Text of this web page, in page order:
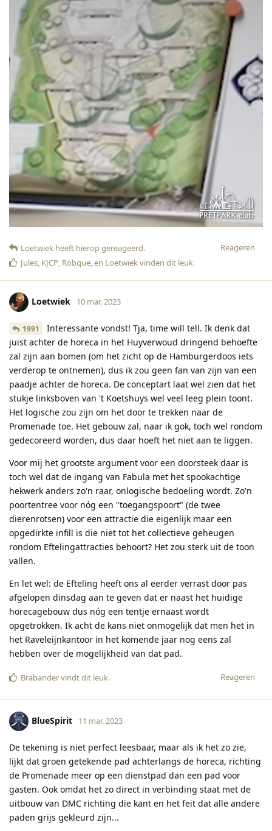
Reageren
Loetwiek heeft hierop gereageerd.
Jules, KJCP, Robque, en Loetwiekvinden dit leuk.
Loetwiek 10 mar. 2023
1991
Interessante vondst! Tja, time will tell. Ik denk dat
juist achter de horeca in het Huyverwoud dringend behoefte
zal zijn aan bomen (om het zicht op de Hamburgerdoos iets
verderop te ontnemen), dus ik zou geen fan van zijn van een
paadje achter de horeca. De conceptart laat wel zien dat het
stukje linksboven van 't Koetshuys wel veel leeg plein toont.
Het logische zou zijn om het door te trekken naar de
Promenade toe. Het gebouw zal, naar ik gok, toch wel rondom
gedecoreerd worden, dus daar hoeft het niet aan te liggen.
Voor mij het grootste argument voor een doorsteek daar is
toch wel dat de ingang van Fabula met het spookachtige
hekwerk anders zo'n raar, onlogische bedoeling wordt. Zo'n
poortentree voor nóg een "toegangspoort" (de twee
dierenrotsen) voor een attractie die eigenlijk maar een
opgedirkte infill is die niet tot het collectieve geheugen
rondom Eftelingattracties behoort? Het zou sterk uit de toon
vallen.
En let wel: de Efteling heeft ons al eerder verrast door pas
afgelopen dinsdag aan te geven dat er naast het huidige
horecagebouw dus nóg een tentje ernaast wordt
opgetrokken. Ik acht de kans niet onmogelijk dat men het in
het Raveleijnkantoor in het komende jaar nog eens zal
hebben over de mogelijkheid van dat pad.
Reageren
Brabandervindt dit leuk.
BlueSpirit 11 mar. 2023
De tekening is niet perfect leesbaar, maar als ik het zo zie,
lijkt dat groen getekende pad achterlangs de horeca, richting
de Promenade meer op een dienstpad dan een pad voor
gasten. Ook omdat het zo direct in verbinding staat met de
uitbouw van DMC richting die kant en het feit dat alle andere
paden grijs gekleurd zijn...